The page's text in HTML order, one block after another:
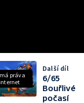
práva
Další díl
6/65
Bouřlivé
počasí